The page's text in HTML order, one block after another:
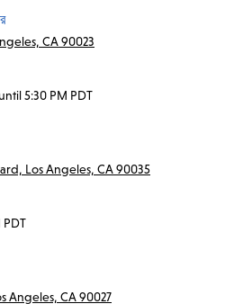
CA 90023
5:30 PM PDT
Los Angeles, CA 90035
PDT
Angeles, CA 90027